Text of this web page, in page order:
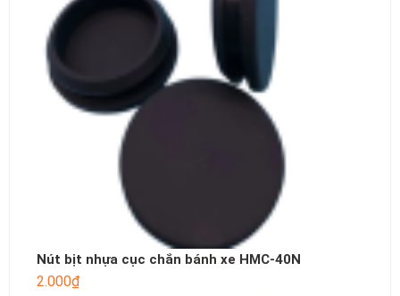
Nút bịt nhựa cục chắn bánh xe HMC-40N
2.000₫